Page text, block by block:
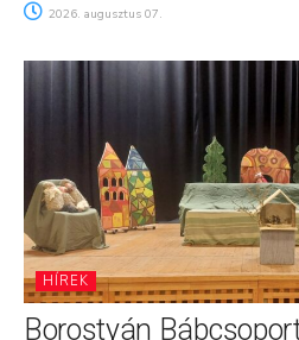
2026. augusztus 07.
HÍREK
Borostyán